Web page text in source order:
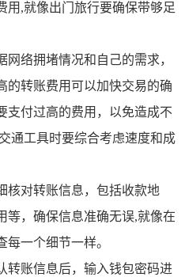
用,就像出门旅行要确保带够足
网络拥堵情况和自己的需求，
的转账费用可以加快交易的确
支付过高的费用，以免造成不
通工具时要综合考虑速度和成
核对转账信息，包括收款地
等，确保信息准确无误,就像在
一个细节一样。
转账信息后，输入钱包密码进